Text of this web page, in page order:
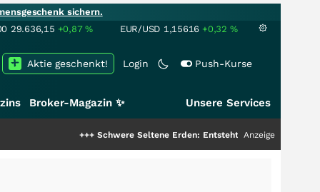
sichern.
29.636,15 +0,87% EUR/USD 1,15616 +0,32 %
Login Push-Kurse
Aktie geschenkt!
Broker-Magazin ✨ Unsere Services
Schwere Seltene Erden: Entsteht hier die nächste
Anzeige